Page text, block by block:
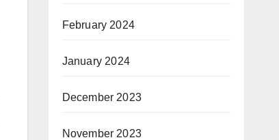
February 2024
January 2024
December 2023
November 2023